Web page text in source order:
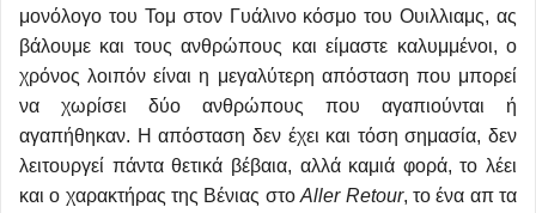
μονόλογο του Τομ στον Γυάλινο κόσμο του Ουιλλιαμς, ας
βάλουμε και τους ανθρώπους και είμαστε καλυμμένοι, ο
χρόνος λοιπόν είναι η μεγαλύτερη απόσταση που μπορεί
να χωρίσει δύο ανθρώπους που αγαπιούνται ή
αγαπήθηκαν. Η απόσταση δεν έχει και τόση σημασία, δεν
λειτουργεί πάντα θετικά βέβαια, αλλά καμιά φορά, το λέει
και ο χαρακτήρας της Βένιας στοAller Retour, το ένα απ τα